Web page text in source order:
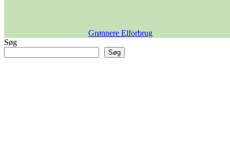
Grønnere Elforbrug
Søg
Søg